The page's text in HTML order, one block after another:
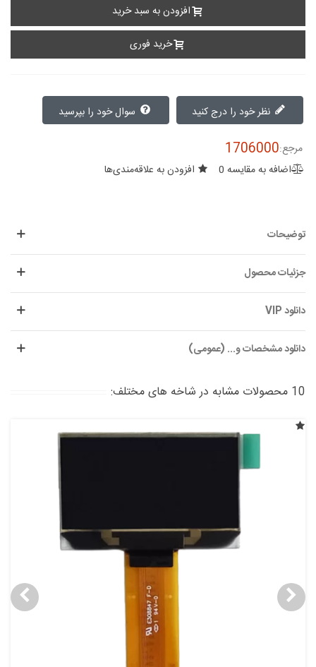
افزودن به سبد خرید
خرید فوری
نظر خود را درج کنید
مرجع:1706000
اضافه به مقایسه 0 افزودن به علاقه‌مندی‌ها
توضیحات
جزئیات محصول
دانلود VIP
دانلود مشخصات و... (عمومی)
10 محصولات مشابه در شاخه های مختلف: